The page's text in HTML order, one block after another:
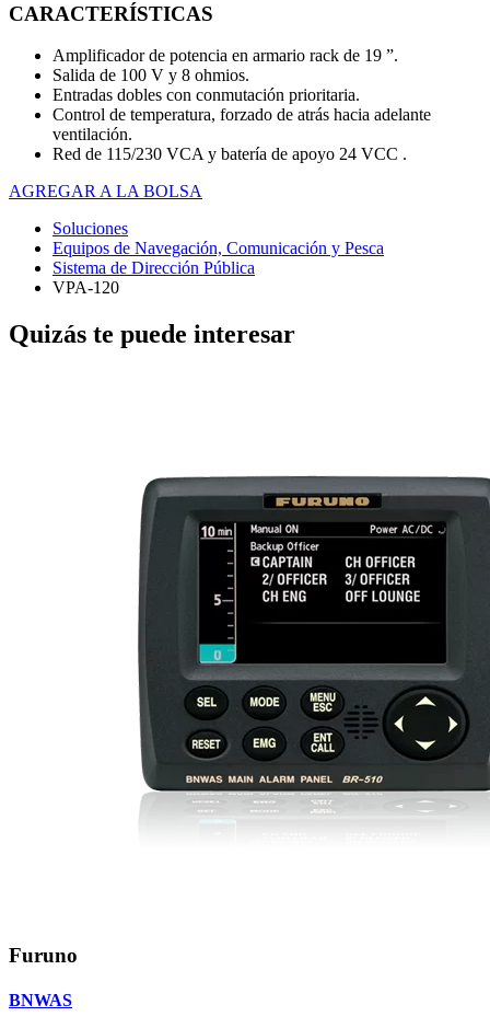
CARACTERÍSTICAS
Amplificador de potencia en armario rack de 19 ”.
Salida de 100 V y 8 ohmios.
Entradas dobles con conmutación prioritaria.
Control de temperatura, forzado de atrás hacia adelante
ventilación.
Red de 115/230 VCA y batería de apoyo 24 VCC .
AGREGAR A LA BOLSA
Soluciones
Equipos de Navegación, Comunicación y Pesca
Sistema de Dirección Pública
VPA-120
Quizás te puede interesar
Furuno
BNWAS